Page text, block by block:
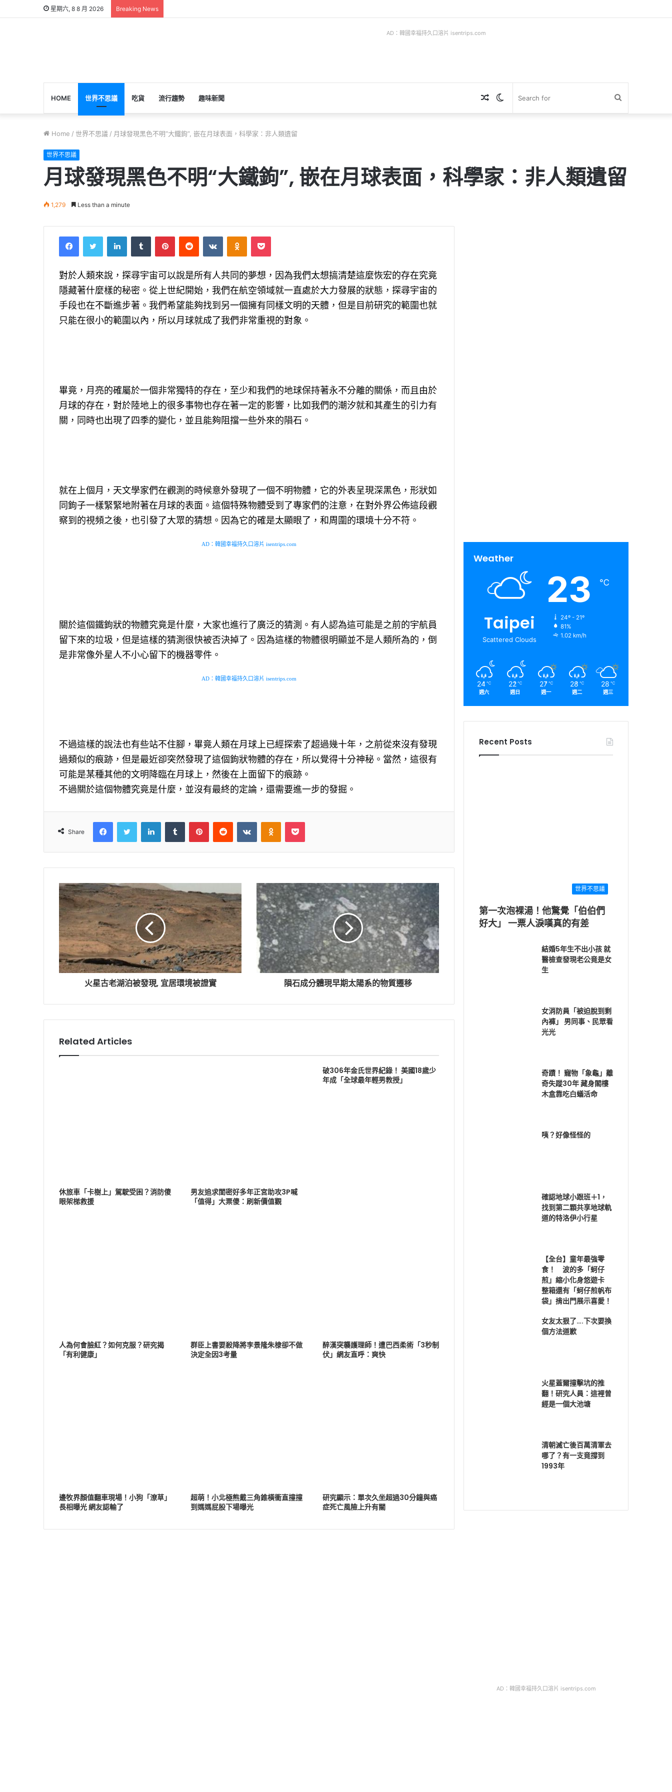
星期六, 8 8 月 2026 Breaking News
AD：韓國幸福持久口溶片 isentrips.com
HOME 世界不思議 吃貨 流行趨勢 趣味新聞 Switch
Random
Home / 世界不思議 / 月球發現黑色不明“大鐵鉤”, 嵌在月球表面，科學家：非人類遺留
世界不思議
月球發現黑色不明“大鐵鉤”, 嵌在月球表面，科學家：非人類遺留
1,279 Less than a minute
對於人類來說，探尋宇宙可以說是所有人共同的夢想，因為我們太想搞清楚這麼恢宏的存在究竟
隱藏著什麼樣的秘密。從上世紀開始，我們在航空領域就一直處於大力發展的狀態，探尋宇宙的
手段也在不斷進步著。我們希望能夠找到另一個擁有同樣文明的天體，但是目前研究的範圍也就
只能在很小的範圍以內，所以月球就成了我們非常重視的對象。
畢竟，月亮的確屬於一個非常獨特的存在，至少和我們的地球保持著永不分離的關係，而且由於
月球的存在，對於陸地上的很多事物也存在著一定的影響，比如我們的潮汐就和其產生的引力有
關，同時也出現了四季的變化，並且能夠阻擋一些外來的隕石。
就在上個月，天文學家們在觀測的時候意外發現了一個不明物體，它的外表呈現深黑色，形狀如
同鉤子一樣緊緊地附著在月球的表面。這個特殊物體受到了專家們的注意，在對外界公佈這段觀
察到的視頻之後，也引發了大眾的猜想。因為它的確是太顯眼了，和周圍的環境十分不符。
AD：韓國幸福持久口溶片 isentrips.com
關於這個鐵鉤狀的物體究竟是什麼，大家也進行了廣泛的猜測。有人認為這可能是之前的宇航員
留下來的垃圾，但是這樣的猜測很快被否決掉了。因為這樣的物體很明顯並不是人類所為的，倒
是非常像外星人不小心留下的機器零件。
AD：韓國幸福持久口溶片 isentrips.com
不過這樣的說法也有些站不住腳，畢竟人類在月球上已經探索了超過幾十年，之前從來沒有發現
過類似的痕跡，但是最近卻突然發現了這個鉤狀物體的存在，所以覺得十分神秘。當然，這很有
可能是某種其他的文明降臨在月球上，然後在上面留下的痕跡。
不過關於這個物體究竟是什麼，並沒有最終的定論，還需要進一步的發掘。
Share
火星古老湖泊被發現, 宜居環境被證實 隕石成分體現早期太陽系的物質遷移
Related Articles
休旅車「卡樹上」駕駛受困？消防傻
眼架梯救援
男友追求閨密好多年正宮助攻3P喊
「值得」大票傻：刷新價值觀
破306年金氏世界紀錄！ 美國18歲少
年成「全球最年輕男教授」
人為何會臉紅？如何克服？研究揭
「有利健康」
群臣上書要殺降將李景隆朱棣卻不做
決定全因3考量
醉漢突襲護理師！遭巴西柔術「3秒制
伏」網友直呼：爽快
邊牧界顏值翻車現場！小狗「潦草」
長相曝光 網友認輸了
超萌！小北極熊戴三角錐橫衝直撞撞
到媽媽屁股下場曝光
研究顯示：單次久坐超過30分鐘與癌
症死亡風險上升有關
Weather
Taipei
Scattered Clouds
23 ℃
24º - 21º
81%
1.02 km/h
24 ℃
週六
22 ℃
週日
27 ℃
週一
28 ℃
週二
28 ℃
週三
Recent Posts
世界不思議
第一次泡裸湯！他驚覺「伯伯們
好大」 一票人淚嘆真的有差
結婚5年生不出小孩 就
醫檢查發現老公竟是女
生
女消防員「被迫脫到剩
內褲」 男同事、民眾看
光光
奇蹟！ 寵物「象龜」離
奇失蹤30年 藏身閣樓
木盒靠吃白蟻活命
咦？好像怪怪的
確認地球小跟班＋1，
找到第二顆共享地球軌
道的特洛伊小行星
【全台】童年最強零
食！ 波的多「蚵仔
煎」縮小化身悠遊卡
整箱還有「蚵仔煎帆布
袋」揹出門展示喜愛！
女友太狠了….下次要換
個方法道歉
火星蓋爾撞擊坑的推
翻！研究人員：這裡曾
經是一個大池塘
清朝滅亡後百萬清軍去
哪了？有一支竟撐到
1993年
AD：韓國幸福持久口溶片 isentrips.com